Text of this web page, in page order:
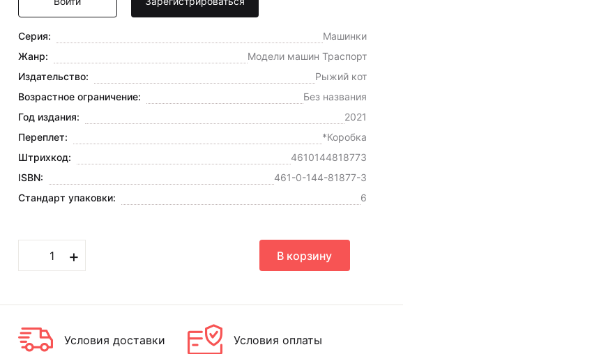
Серия:
Машинки
Жанр:
Модели машин Траспорт
Издательство:
Рыжий кот
Возрастное ограничение:
Без названия
Год издания:
2021
Переплет:
*Коробка
Штрихкод:
4610144818773
ISBN:
461-0-144-81877-3
Стандарт упаковки:
6
+ В корзину
Условия доставки Условия оплаты